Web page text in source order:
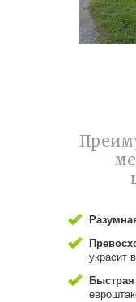
украсит
Быстрая